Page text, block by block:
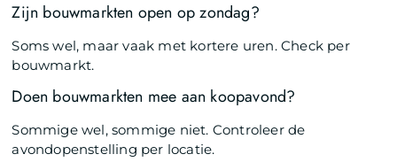
Zijn bouwmarkten open op zondag?
Soms wel, maar vaak met kortere uren. Check per
bouwmarkt.
Doen bouwmarkten mee aan koopavond?
Sommige wel, sommige niet. Controleer de
avondopenstelling per locatie.